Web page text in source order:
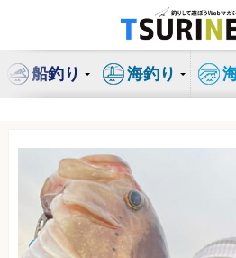
ン
船釣り 海釣り